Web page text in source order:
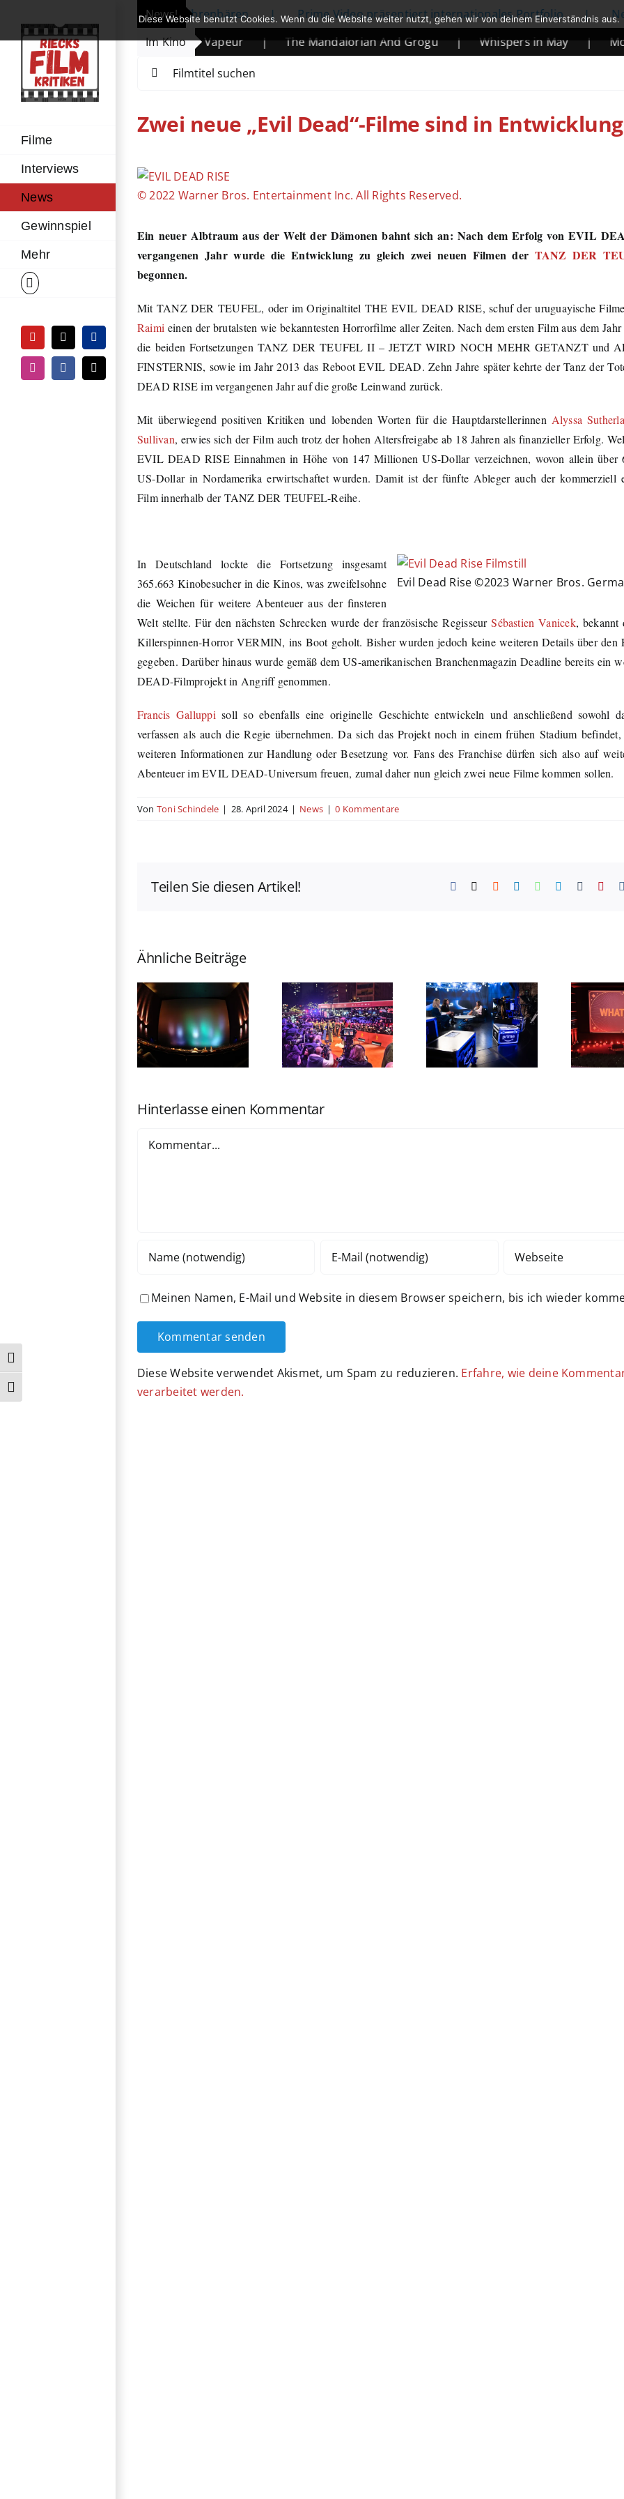
Umschalten auf hohe Kontraste
Schrift vergrößern
Inhalt
springen
Filme
Interviews
News
Gewinnspiel
Mehr
YouTubeTiktokPayPal
InstagramFacebook
E-
Mail
News!
Michelle Yeoh erhält Ehrenbären | Prime Video präsentiert internationales Portfolio | Netflix
Im Kino
des Wüstenkindes | Vapeur | The Mandalorian And Grogu | Whispers in May |
Mortal
Zwei neue „Evil Dead“-Filme sind in Entwicklung
Zeige
grösseres
© 2022 Warner Bros. Entertainment Inc. All Rights Reserved.
Ein neuer Albtraum aus der Welt der Dämonen bahnt sich an: Nach dem Erfolg von EVIL
vergangenen Jahr wurde die Entwicklung zu gleich zwei neuen Filmen der TANZ DER
begonnen.
Mit TANZ DER TEUFEL, oder im Originaltitel THE EVIL DEAD RISE, schuf der uruguayische
Raimi einen der brutalsten wie bekanntesten Horrorfilme aller Zeiten. Nach dem ersten Film aus dem
die beiden Fortsetzungen TANZ DER TEUFEL II – JETZT WIRD NOCH MEHR GETANZT und
FINSTERNIS, sowie im Jahr 2013 das Reboot EVIL DEAD. Zehn Jahre später kehrte der Tanz der
DEAD RISE im vergangenen Jahr auf die große Leinwand zurück.
Mit überwiegend positiven Kritiken und lobenden Worten für die Hauptdarstellerinnen Alyssa
Sullivan, erwies sich der Film auch trotz der hohen Altersfreigabe ab 18 Jahren als finanzieller Erfolg.
EVIL DEAD RISE Einnahmen in Höhe von 147 Millionen US-Dollar verzeichnen, wovon allein über
US-Dollar in Nordamerika erwirtschaftet wurden. Damit ist der fünfte Ableger auch der kommerziell
Film innerhalb der TANZ DER TEUFEL-Reihe.
Evil Dead Rise ©2023 Warner Bros.
In Deutschland lockte die Fortsetzung insgesamt
365.663 Kinobesucher in die Kinos, was zweifelsohne
die Weichen für weitere Abenteuer aus der finsteren
Welt stellte. Für den nächsten Schrecken wurde der französische RegisseurSébastien Vanicek, bekannt
Killerspinnen-Horror VERMIN, ins Boot geholt. Bisher wurden jedoch keine weiteren Details über den
gegeben. Darüber hinaus wurde gemäß dem US-amerikanischen Branchenmagazin Deadline bereits ein
DEAD-Filmprojekt in Angriff genommen.
Francis Galluppi soll so ebenfalls eine originelle Geschichte entwickeln und anschließend sowohl
verfassen als auch die Regie übernehmen. Da sich das Projekt noch in einem frühen Stadium
weiteren Informationen zur Handlung oder Besetzung vor. Fans des Franchise dürfen sich also auf
Abenteuer im EVIL DEAD-Universum freuen, zumal daher nun gleich zwei neue Filme kommen sollen.
Von Toni Schindele | 28. April 2024 | News | 0 Kommentare
Teilen Sie diesen Artikel! Facebook Reddit LinkedInWhatsAppTelegram
Tumblr
Ähnliche Beiträge
76. Berlinale
eröffnet:
Michelle
Yeoh erhält
Ehrenbären
Prime Video
präsentiert
internationales
Portfolio
Netflix
kündigt neue
Serien, Filme
und Reality-
Formate an
Hinterlasse einen Kommentar
Meinen Namen, E-Mail und Website in diesem Browser speichern, bis ich wieder
Diese Website verwendet Akismet, um Spam zu reduzieren. Erfahre, wie deine
verarbeitet werden.
Diese Website benutzt Cookies. Wenn du die Website weiter nutzt, gehen wir von deinem Einverständnis aus.